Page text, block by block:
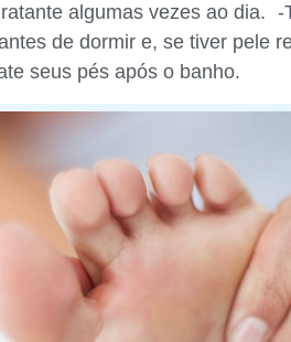
algumas vezes ao dia.
de dormir e, se tiver pele
seus pés após o banho.